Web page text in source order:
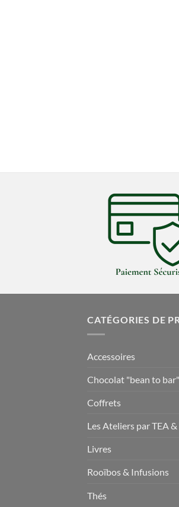
CATÉGORIES DE
Accessoires
Chocolat "bean to bar"
Coffrets
Les Ateliers par TEA &
Livres
Rooïbos & Infusions
Thés